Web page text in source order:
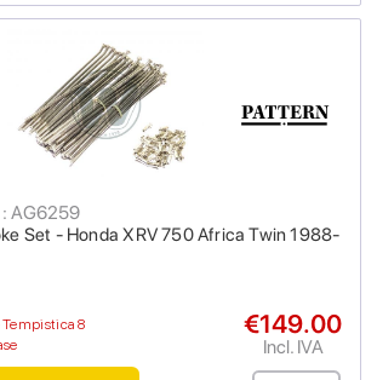
Set - Honda XRV 750 Africa Twin 1988-
AG6259
8
€149.00
Incl. IVA